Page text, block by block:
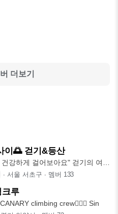
더보기
이🌅 걷기&등산
게 걸어보아요" 걷기의 여유
∙ 서울 서초구 ∙ 멤버 133
크루
🚨크루원 모집중🚨 CANARY climbing crew🧗🏻‍♂️ Sin